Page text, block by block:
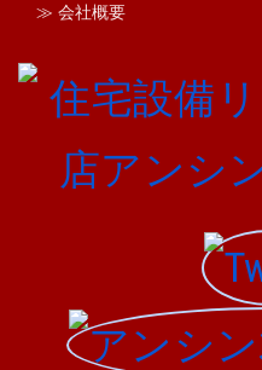
≫ 会社概要